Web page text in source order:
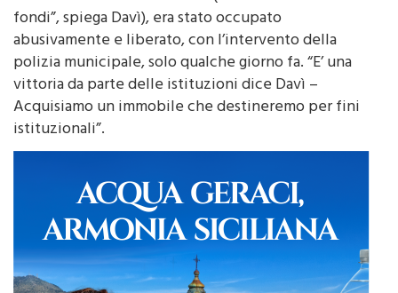
intervento di manutenzione (“cercheremo dei
fondi”, spiega Davì), era stato occupato
abusivamente e liberato, con l’intervento della
polizia municipale, solo qualche giorno fa. “E’ una
vittoria da parte delle istituzioni dice Davì –
Acquisiamo un immobile che destineremo per fini
istituzionali”.